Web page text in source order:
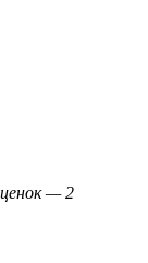
— 2